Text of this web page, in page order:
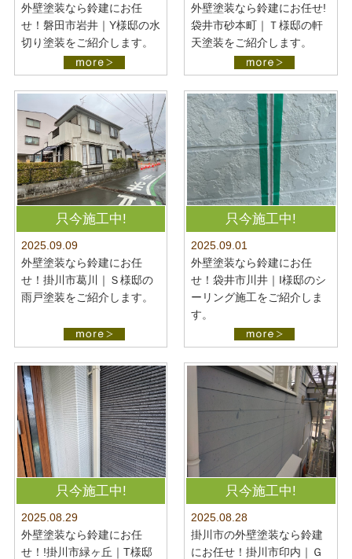
外壁塗装なら鈴建にお任
せ！磐田市岩井｜Y様邸の水
切り塗装をご紹介します。
外壁塗装なら鈴建にお任せ!
袋井市砂本町｜Ｔ様邸の軒
天塗装をご紹介します。
只今施工中!
2025.09.09
外壁塗装なら鈴建にお任
せ！掛川市葛川｜Ｓ様邸の
雨戸塗装をご紹介します。
只今施工中!
2025.09.01
外壁塗装なら鈴建にお任
せ！袋井市川井｜I様邸のシ
ーリング施工をご紹介しま
す。
只今施工中!
2025.08.29
外壁塗装なら鈴建にお任
せ！!掛川市緑ヶ丘｜T様邸
只今施工中!
2025.08.28
掛川市の外壁塗装なら鈴建
にお任せ！掛川市印内｜Ｇ